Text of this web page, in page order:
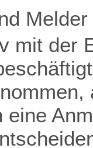
mit der
eine